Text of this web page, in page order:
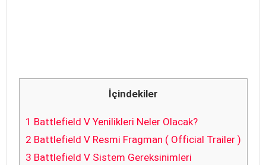
İçindekiler
1 Battlefield V Yenilikleri Neler Olacak?
2 Battlefield V Resmi Fragman ( Official Trailer )
3 Battlefield V Sistem Gereksinimleri